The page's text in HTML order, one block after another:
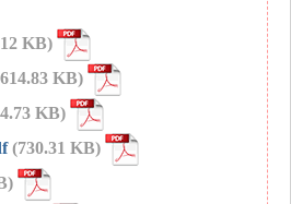
KB)
KB)
KB)
(730.31 KB)